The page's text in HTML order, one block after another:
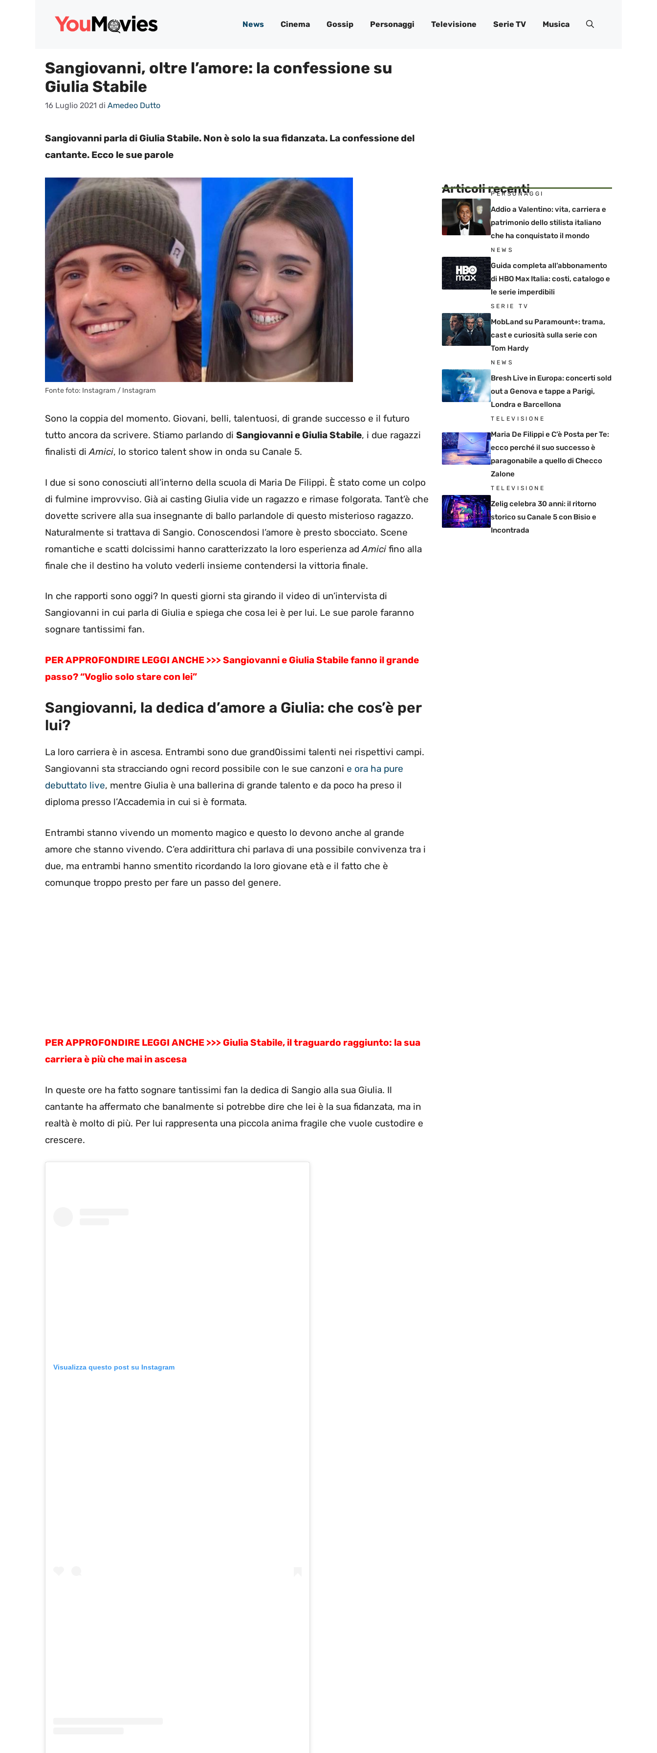
News Cinema Gossip Personaggi Televisione Serie TV Musica
Sangiovanni, oltre l’amore: la confessione su
Giulia Stabile
16 Luglio 2021 di Amedeo Dutto
Sangiovanni parla di Giulia Stabile. Non è solo la sua fidanzata. La confessione del
cantante. Ecco le sue parole
Fonte foto: Instagram / Instagram
Sono la coppia del momento. Giovani, belli, talentuosi, di grande successo e il futuro
tutto ancora da scrivere. Stiamo parlando di Sangiovanni e Giulia Stabile, i due ragazzi
finalisti diAmici, lo storico talent show in onda su Canale 5.
I due si sono conosciuti all’interno della scuola di Maria De Filippi. È stato come un colpo
di fulmine improvviso. Già ai casting Giulia vide un ragazzo e rimase folgorata. Tant’è che
dovette scrivere alla sua insegnante di ballo parlandole di questo misterioso ragazzo.
Naturalmente si trattava di Sangio. Conoscendosi l’amore è presto sbocciato. Scene
romantiche e scatti dolcissimi hanno caratterizzato la loro esperienza adAmici fino alla
finale che il destino ha voluto vederli insieme contendersi la vittoria finale.
In che rapporti sono oggi? In questi giorni sta girando il video di un’intervista di
Sangiovanni in cui parla di Giulia e spiega che cosa lei è per lui. Le sue parole faranno
sognare tantissimi fan.
PER APPROFONDIRE LEGGI ANCHE >>>Sangiovanni e Giulia Stabile fanno il grande
passo? “Voglio solo stare con lei”
Sangiovanni, la dedica d’amore a Giulia: che cos’è per
lui?
La loro carriera è in ascesa. Entrambi sono due grand0issimi talenti nei rispettivi campi.
Sangiovanni sta stracciando ogni record possibile con le sue canzoni e ora ha pure
debuttato live, mentre Giulia è una ballerina di grande talento e da poco ha preso il
diploma presso l’Accademia in cui si è formata.
Entrambi stanno vivendo un momento magico e questo lo devono anche al grande
amore che stanno vivendo. C’era addirittura chi parlava di una possibile convivenza tra i
due, ma entrambi hanno smentito ricordando la loro giovane età e il fatto che è
comunque troppo presto per fare un passo del genere.
PER APPROFONDIRE LEGGI ANCHE >>>Giulia Stabile, il traguardo raggiunto: la sua
carriera è più che mai in ascesa
In queste ore ha fatto sognare tantissimi fan la dedica di Sangio alla sua Giulia. Il
cantante ha affermato che banalmente si potrebbe dire che lei è la sua fidanzata, ma in
realtà è molto di più. Per lui rappresenta una piccola anima fragile che vuole custodire e
crescere.
Visualizza questo post su Instagram
Articoli recenti
PERSONAGGI
Addio a Valentino: vita, carriera e
patrimonio dello stilista italiano
che ha conquistato il mondo
NEWS
Guida completa all’abbonamento
di HBO Max Italia: costi, catalogo e
le serie imperdibili
SERIE TV
MobLand su Paramount+: trama,
cast e curiosità sulla serie con
Tom Hardy
NEWS
Bresh Live in Europa: concerti sold
out a Genova e tappe a Parigi,
Londra e Barcellona
TELEVISIONE
Maria De Filippi e C’è Posta per Te:
ecco perché il suo successo è
paragonabile a quello di Checco
Zalone
TELEVISIONE
Zelig celebra 30 anni: il ritorno
storico su Canale 5 con Bisio e
Incontrada